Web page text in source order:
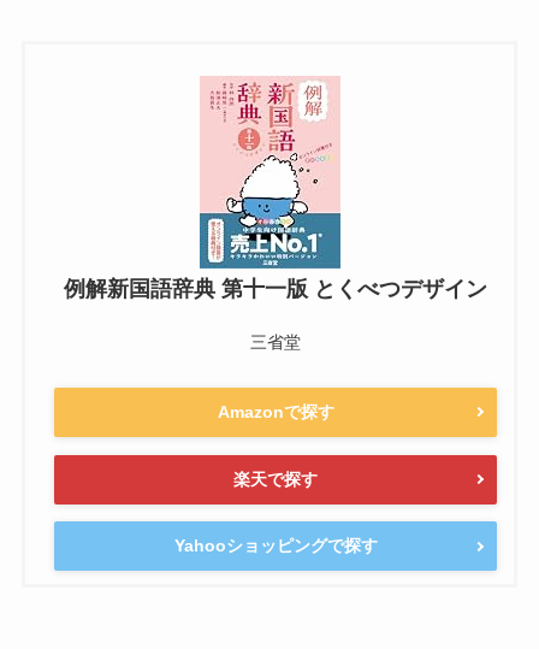
例解新国語辞典 第十一版 とくべつデザイン
三省堂
Amazonで探す
楽天で探す
Yahooショッピングで探す